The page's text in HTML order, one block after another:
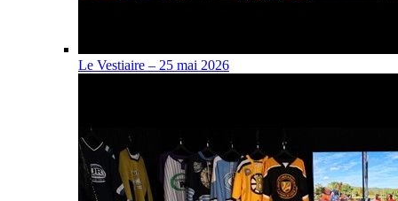
Le Vestiaire – 25 mai 2026